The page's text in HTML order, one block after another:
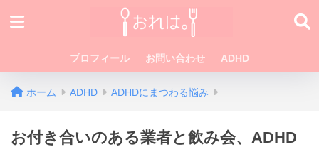
プロフィール お問い合わせ ADHD
ホーム ADHD ADHDにまつわる悩み
お付き合いのある業者と飲み会、ADHD